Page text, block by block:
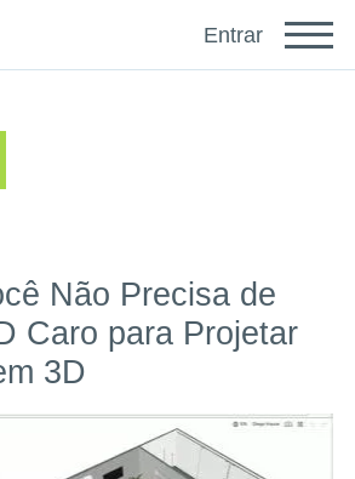
para obter ajuda
Entrar
Não Precisa de
Caro para Projetar
3D